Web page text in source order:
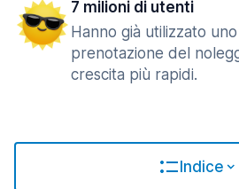
7 milioni di utenti
Hanno già utilizzato
prenotazione del
crescita più rapidi.
Indice